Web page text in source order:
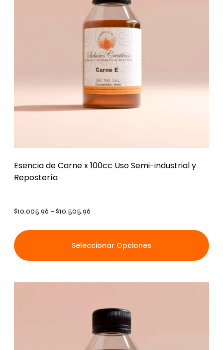
Esencia de Carne x 100cc Uso Semi-industrial y
Repostería
$10,005.96 – $10,505.96
Seleccionar Opciones